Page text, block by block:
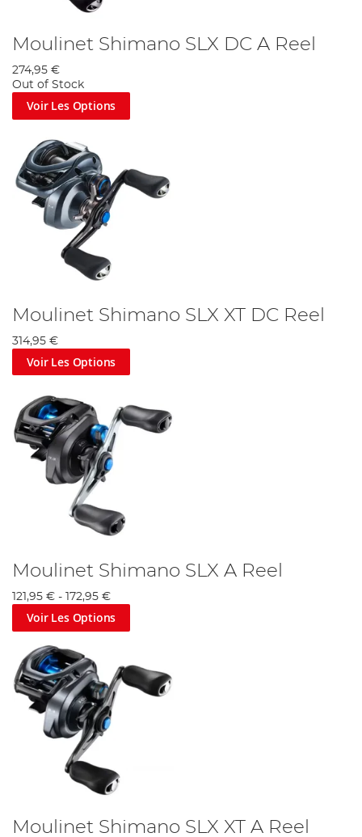
Moulinet Shimano SLX DC A Reel
274,95 €
Out of Stock
Voir Les Options
Moulinet Shimano SLX XT DC Reel
314,95 €
Voir Les Options
Moulinet Shimano SLX A Reel
121,95 € - 172,95 €
Voir Les Options
Moulinet Shimano SLX XT A Reel